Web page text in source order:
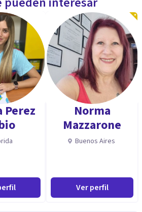
Perez
Norma
Mazzarone
Buenos Aires
Ver perfil